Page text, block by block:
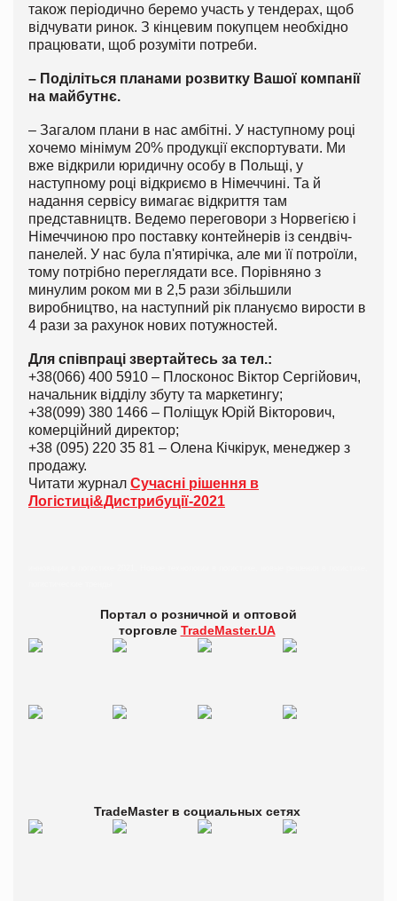
також періодично беремо участь у тендерах, щоб
відчувати ринок. З кінцевим покупцем необхідно
працювати, щоб розуміти потреби.
– Поділіться планами розвитку Вашої компанії
на майбутнє.
– Загалом плани в нас амбітні. У наступному році
хочемо мінімум 20% продукції експортувати. Ми
вже відкрили юридичну особу в Польщі, у
наступному році відкриємо в Німеччині. Та й
надання сервісу вимагає відкриття там
представництв. Ведемо переговори з Норвегією і
Німеччиною про поставку контейнерів із сендвіч-
панелей. У нас була п'ятирічка, але ми її потроїли,
тому потрібно переглядати все. Порівняно з
минулим роком ми в 2,5 рази збільшили
виробництво, на наступний рік плануємо вирости в
4 рази за рахунок нових потужностей.
Для співпраці звертайтесь за тел.:
+38(066) 400 5910 – Плосконос Віктор Сергійович,
начальник відділу збуту та маркетингу;
+38(099) 380 1466 – Поліщук Юрій Вікторович,
комерційний директор;
+38 (095) 220 35 81 – Олена Кічкірук, менеджер з
продажу.
Читати журнал Сучасні рішення в
Логістиці&Дистрибуції-2021
Портал о розничной и оптовой
торговле TradeMaster.UA
TradeMaster в социальных сетях